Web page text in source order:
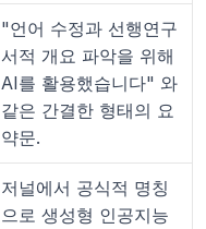
"언어 수정과 선행연구
서적 개요 파악을 위해
AI를 활용했습니다" 와
같은 간결한 형태의 요
약문.
저널에서 공식적 명칭
으로 생성형 인공지능